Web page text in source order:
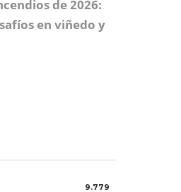
de 2026:
en viñedo y
9.779